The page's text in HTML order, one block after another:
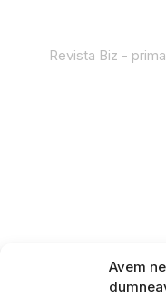
Avem
Revista Biz -